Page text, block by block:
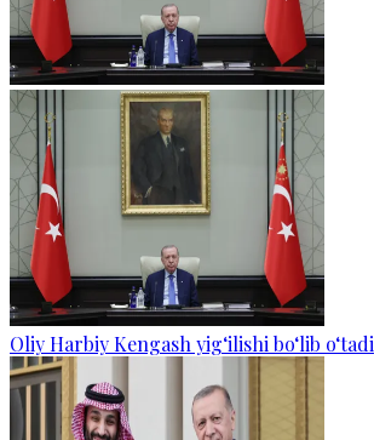
Oliy Harbiy Kengash yig‘ilishi bo‘lib o‘tadi